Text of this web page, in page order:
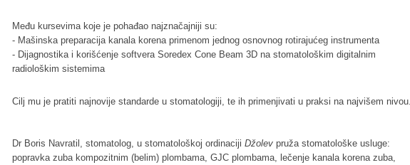
Među kursevima koje je pohađao najznačajniji su:
- Mašinska preparacija kanala korena primenom jednog osnovnog rotirajućeg instrumenta
- Dijagnostika i korišćenje softvera Soredex Cone Beam 3D na stomatološkim digitalnim
radiološkim sistemima
Cilj mu je pratiti najnovije standarde u stomatologiji, te ih primenjivati u praksi na najvišem nivou.
Dr Boris Navratil, stomatolog, u stomatološkoj ordinaciji Džolev pruža stomatološke usluge:
popravka zuba kompozitnim (belim) plombama, GJC plombama, lečenje kanala korena zuba,